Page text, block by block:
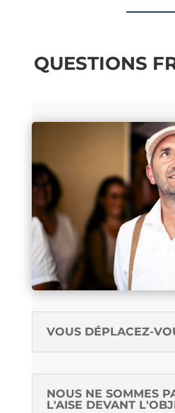
QUESTIONS
VOUS DÉPLACEZ-
NOUS NE SOMMES
L'AISE DEVANT